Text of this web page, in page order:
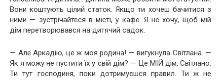
Вони коштують цілий статок. Якщо ти хочеш бачитися з
ними — зустрічайтеся в місті, у кафе. Я не хочу, щоб мій
дім перетворювався на дитячий садок.
— Але Аркадію, це ж моя родина! — вигукнула Світлана. —
Як я можу не пустити їх у свій дім? — Це МІЙ дім, Світлано.
Ти тут господиня, поки дотримуєшся правил. Ти ж не